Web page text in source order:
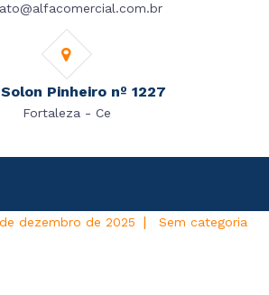
Pinheiro nº 1227
Fortaleza - Ce
dezembro de 2025 | Sem categoria